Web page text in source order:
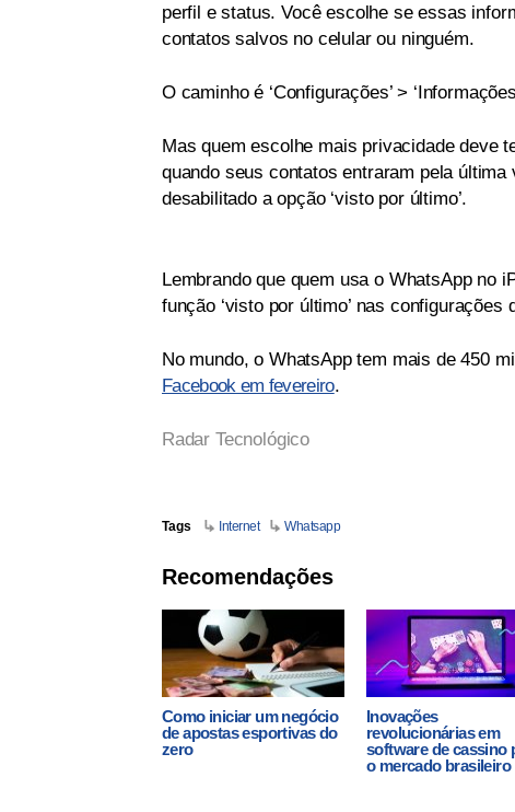
perfil e status. Você escolhe se essas
contatos salvos no celular ou ninguém.
O caminho é ‘Configurações’ >
Mas quem escolhe mais privacidade deve
quando seus contatos entraram pela
desabilitado a opção ‘visto por último’.
Lembrando que quem usa o WhatsApp no
função ‘visto por último’ nas
No mundo, o WhatsApp tem mais de 450
Facebook em fevereiro.
Radar Tecnológico
Tags Internet Whatsapp
Recomendações
Como iniciar um negócio
de apostas esportivas do
zero
Inovações
revolucionárias em
software de cassino
o mercado brasileiro